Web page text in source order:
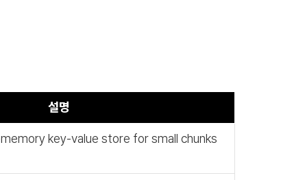
설명
key-value store for small chunks